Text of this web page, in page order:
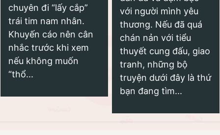
chuyên đi “lấy cắp”
trái tim nam nhân.
Khuyến cáo nên cân
nhắc trước khi xem
nếu không muốn
“thổ...
với người mình yêu
thương. Nếu đã quá
chán nản với tiểu
thuyết cung đấu, giao
tranh, những bộ
truyện dưới đây là thứ
bạn đang tìm...